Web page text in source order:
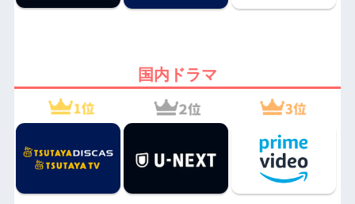
国内ドラマ